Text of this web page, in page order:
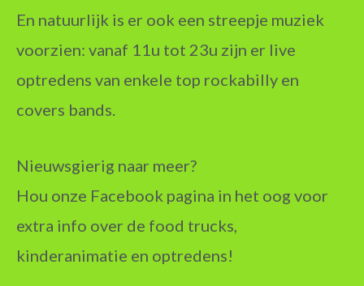
En natuurlijk is er ook een streepje muziek
voorzien: vanaf 11u tot 23u zijn er live
optredens van enkele top rockabilly en
covers bands.
Nieuwsgierig naar meer?
Hou onze Facebook pagina in het oog voor
extra info over de food trucks,
kinderanimatie en optredens!